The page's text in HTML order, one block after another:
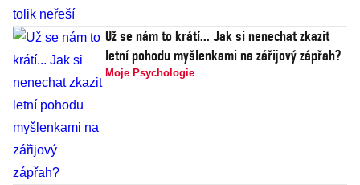
Už se nám to krátí... Jak si nenechat zkazit
letní pohodu myšlenkami na zářijový zápřah?
Moje Psychologie